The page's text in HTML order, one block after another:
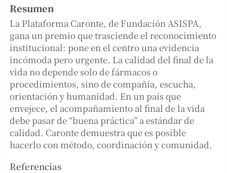
Resumen
La Plataforma Caronte, de Fundación ASISPA,
gana un premio que trasciende el reconocimiento
institucional: pone en el centro una evidencia
incómoda pero urgente. La calidad del final de la
vida no depende solo de fármacos o
procedimientos, sino de compañía, escucha,
orientación y humanidad. En un país que
envejece, el acompañamiento al final de la vida
debe pasar de “buena práctica” a estándar de
calidad. Caronte demuestra que es posible
hacerlo con método, coordinación y comunidad.
Referencias